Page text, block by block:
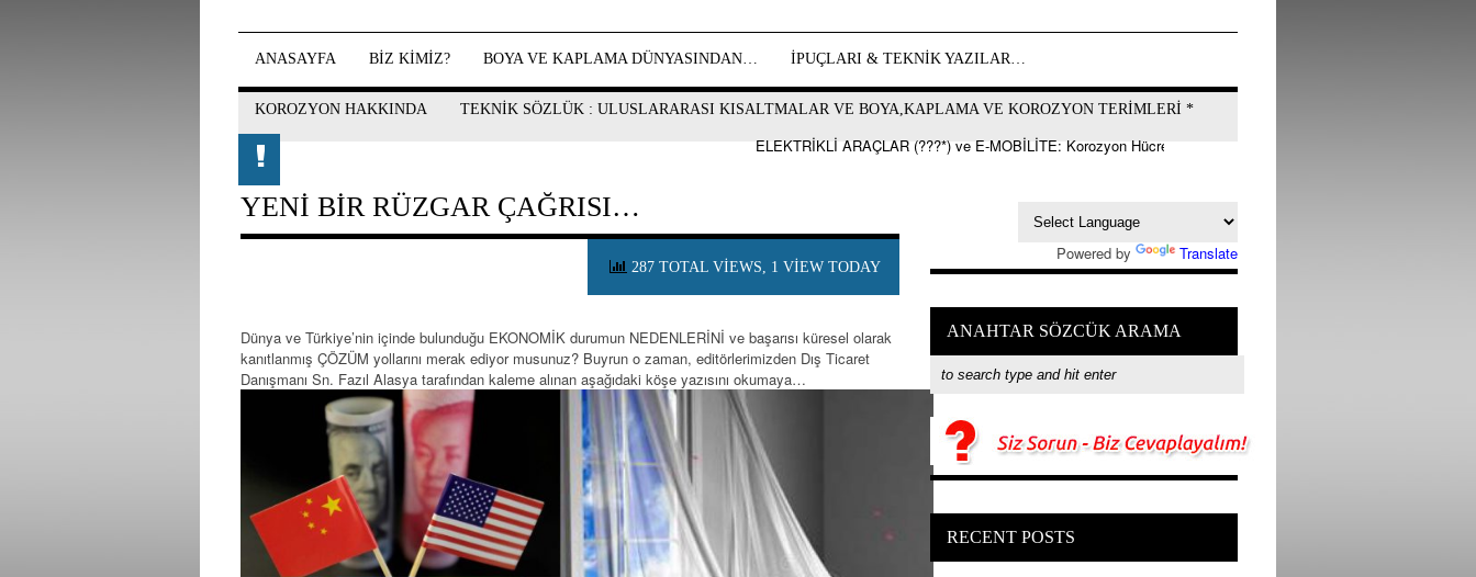
ANASAYFA BİZ KİMİZ? BOYA VE KAPLAMA DÜNYASINDAN… İPUÇLARI & TEKNIK YAZILAR…
KOROZYON HAKKINDA TEKNİK SÖZLÜK : ULUSLARARASI KISALTMALAR VE BOYA,KAPLAMA VE KOROZYON TERİMLERİ *
ELEKTRİKLİ ARAÇLAR (???*) ve E-MOBİLİTE: Korozyon Hücresi, Kimyasal Piller ve Bataryalar
YENİ BİR RÜZGAR ÇAĞRISI…
287 TOTAL VIEWS, 1 VIEW TODAY
Dünya ve Türkiye’nin içinde bulunduğu EKONOMİK durumun NEDENLERİNİ ve başarısı küresel olarak
kanıtlanmış ÇÖZÜM yollarını merak ediyor musunuz? Buyrun o zaman, editörlerimizden Dış Ticaret
Danışmanı Sn. Fazıl Alasya tarafından kaleme alınan aşağıdaki köşe yazısını okumaya…
Powered by Translate
ANAHTAR SÖZCÜK ARAMA
RECENT POSTS